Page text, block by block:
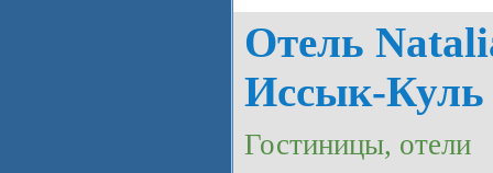
Отель
Иссык-Куль
Гостиницы, отели